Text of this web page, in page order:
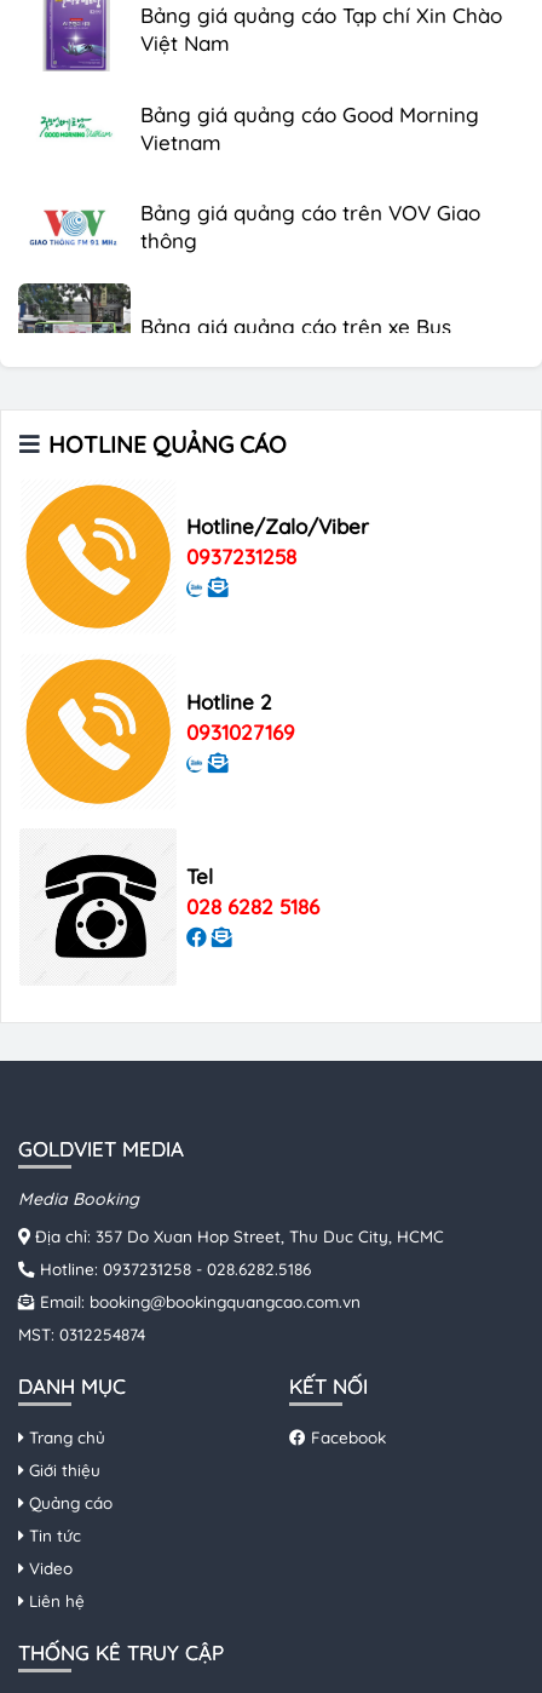
Việt Nam
Vietnam
thông
Bảng giá quảng cáo tạp chí Heritage
Bảng giá quảng cáo Tạp chí Xin Chào
Việt Nam
Bảng giá quảng cáo Good Morning
Vietnam
HOTLINE QUẢNG CÁO
Hotline/Zalo/Viber
0937231258
Hotline 2
0931027169
Tel
028 6282 5186
GOLDVIET MEDIA
Media Booking
Địa chỉ: 357 Do Xuan Hop Street, Thu Duc City, HCMC
Hotline: 0937231258 - 028.6282.5186
Email: booking@bookingquangcao.com.vn
MST: 0312254874
DANH MỤC
Trang chủ
Giới thiệu
Quảng cáo
Tin tức
Video
Liên hệ
KẾT NỐI
Facebook
THỐNG KÊ TRUY CẬP